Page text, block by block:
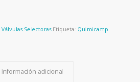
Válvulas Selectoras Etiqueta: Quimicamp
Información adicional